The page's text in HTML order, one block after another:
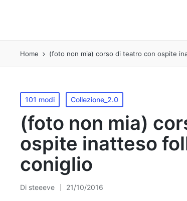
Home (foto non mia) corso di teatro con ospite
Pubblicato
in
101 modi Collezione_2.0
(foto non mia)
ospite inatteso
coniglio
Pubblicato
Di steeeve 21/10/2016